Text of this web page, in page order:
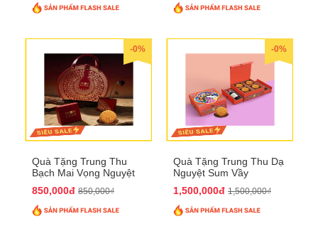
-0%
Quà Tặng Trung Thu
Bạch Mai Vọng Nguyệt
850,000đ 850,000₫
-0%
Quà Tặng Trung Thu Dạ
Nguyệt Sum Vầy
1,500,000đ 1,500,000₫